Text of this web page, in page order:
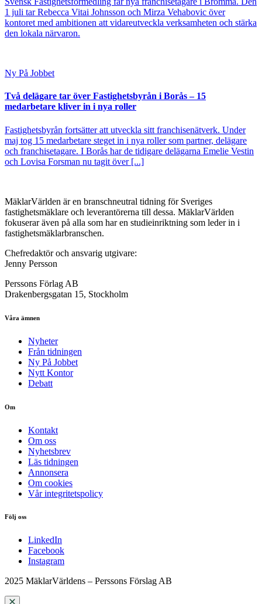
1 juli tar Rebecca Vitai Johnsson och Mirza Vehabovic över
kontoret med ambitionen att vidareutveckla verksamheten och stärka
den lokala närvaron.
Ny På Jobbet
Två delägare tar över Fastighetsbyrån i Borås – 15
medarbetare kliver in i nya roller
Fastighetsbyrån fortsätter att utveckla sitt franchisenätverk. Under
maj tog 15 medarbetare steget in i nya roller som partner, delägare
och franchisetagare. I Borås har de tidigare delägarna Emelie Vestin
och Lovisa Forsman nu tagit över [...]
MäklarVärlden är en branschneutral tidning för Sveriges
fastighetsmäklare och leverantörerna till dessa. MäklarVärlden
fokuserar även på alla som har en studieinriktning som leder in i
fastighetsmäklarbranschen.
Chefredaktör och ansvarig utgivare:
Jenny Persson
Perssons Förlag AB
Drakenbergsgatan 15, Stockholm
Våra ämnen
Nyheter
Från tidningen
Ny På Jobbet
Nytt Kontor
Debatt
Om
Kontakt
Om oss
Nyhetsbrev
Läs tidningen
Annonsera
Om cookies
Vår integritetspolicy
Följ oss
LinkedIn
Facebook
Instagram
2025 MäklarVärldens – Perssons Förslag AB